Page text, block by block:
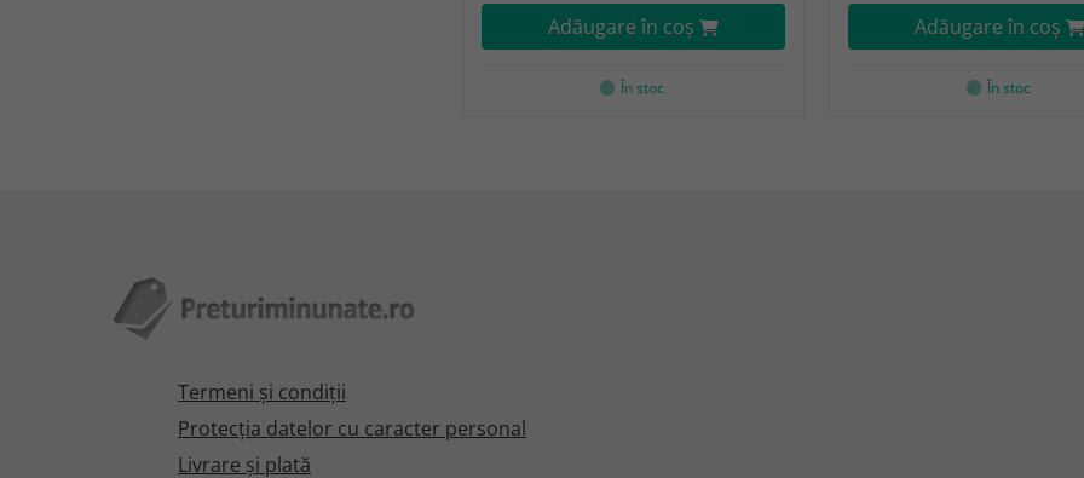
Adăugare în coş
În stoc
Adăugare în coş
În stoc
Termeni şi condiţii
Protecţia datelor cu caracter personal
Livrare și plată